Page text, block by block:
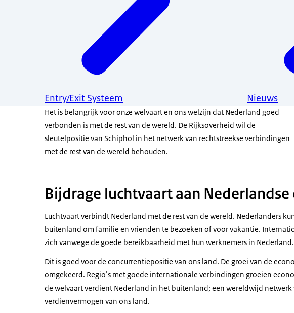
Entry/Exit Systeem Nieuws
Het is belangrijk voor onze welvaart en ons welzijn dat Nederland goed
verbonden is met de rest van de wereld. De Rijksoverheid wil de
sleutelpositie van Schiphol in het netwerk van rechtstreekse verbindingen
met de rest van de wereld behouden.
Bijdrage luchtvaart aan
Luchtvaart verbindt Nederland met de rest van de wereld. Nederlanders
buitenland om familie en vrienden te bezoeken of voor vakantie.
zich vanwege de goede bereikbaarheid met hun werknemers in Nederland.
Dit is goed voor de concurrentiepositie van ons land. De groei van de
omgekeerd. Regio’s met goede internationale verbindingen groeien
de welvaart verdient Nederland in het buitenland; een wereldwijd
verdienvermogen van ons land.